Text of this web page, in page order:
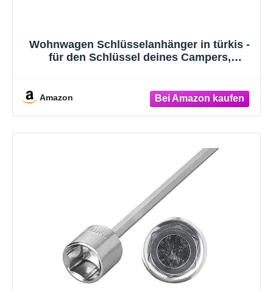
Wohnwagen Schlüsselanhänger in türkis -
für den Schlüssel deines Campers,
Amazon